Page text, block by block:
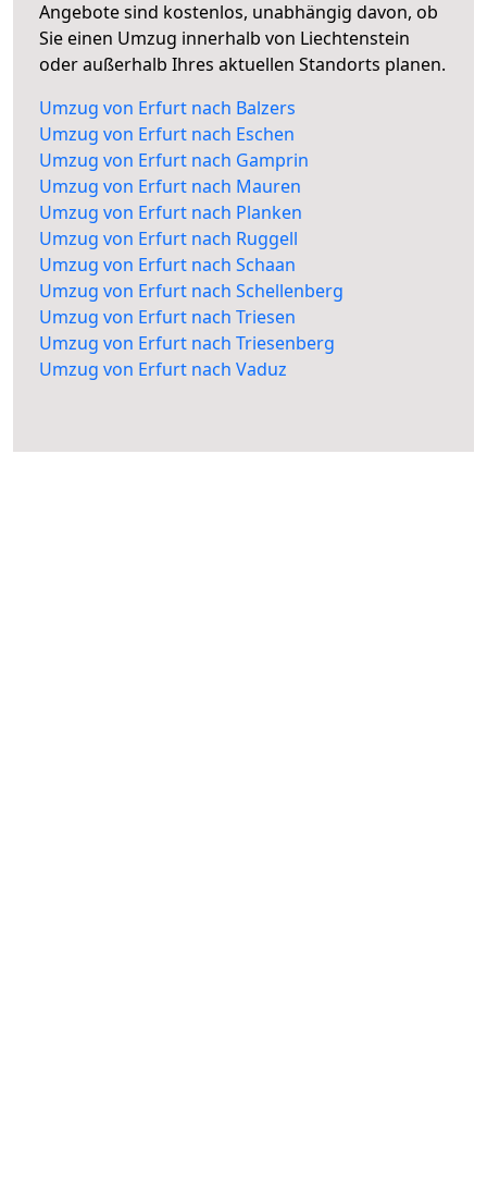
Angebote sind kostenlos, unabhängig davon, ob
Sie einen Umzug innerhalb von Liechtenstein
oder außerhalb Ihres aktuellen Standorts planen.
Umzug von Erfurt nach Balzers
Umzug von Erfurt nach Eschen
Umzug von Erfurt nach Gamprin
Umzug von Erfurt nach Mauren
Umzug von Erfurt nach Planken
Umzug von Erfurt nach Ruggell
Umzug von Erfurt nach Schaan
Umzug von Erfurt nach Schellenberg
Umzug von Erfurt nach Triesen
Umzug von Erfurt nach Triesenberg
Umzug von Erfurt nach Vaduz